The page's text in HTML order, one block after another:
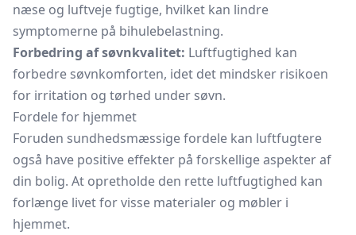
næse og luftveje fugtige, hvilket kan lindre
symptomerne på bihulebelastning.
Forbedring af søvnkvalitet: Luftfugtighed kan
forbedre søvnkomforten, idet det mindsker risikoen
for irritation og tørhed under søvn.
Fordele for hjemmet
Foruden sundhedsmæssige fordele kan luftfugtere
også have positive effekter på forskellige aspekter af
din bolig. At opretholde den rette luftfugtighed kan
forlænge livet for visse materialer og møbler i
hjemmet.